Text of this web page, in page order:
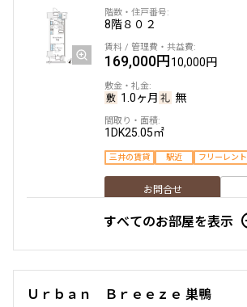
8階８０２
169,000円10,000円
1.0ヶ月 無
1DK25.05㎡
三井の賃貸 駅近 フリーレント
お問合せ
169,000円 10,000円
すべてのお部屋を表示
Ｕｒｂａｎ Ｂｒｅｅｚｅ 巣鴨